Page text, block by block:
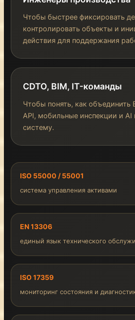
Чтобы быстрее фиксировать
контролировать объекты и
действия для поддержания
CDTO, BIM, IT-команды
Чтобы понять, как объединить
API, мобильные инспекции и AI
систему.
ISO 55000 / 55001
система управления активами
EN 13306
единый язык технического
ISO 17359
мониторинг состояния и